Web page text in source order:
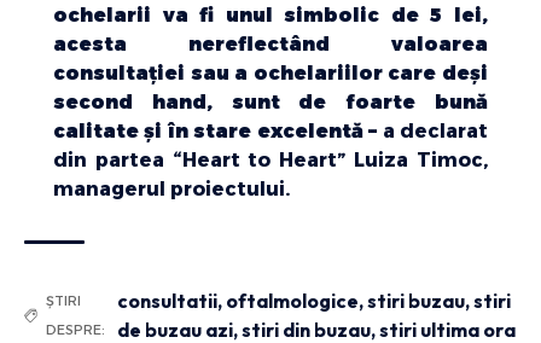
ochelarii va fi unul simbolic de 5 lei,
acesta nereflectând valoarea
consultaţiei sau a ochelariilor care deşi
second hand, sunt de foarte bună
calitate şi în stare excelentă – a declarat
din partea “Heart to Heart” Luiza Timoc,
managerul proiectului.
ȘTIRI
DESPRE:
consultatii, oftalmologice,stiri buzau,stiri
de buzau azi,stiri din buzau,stiri ultima ora